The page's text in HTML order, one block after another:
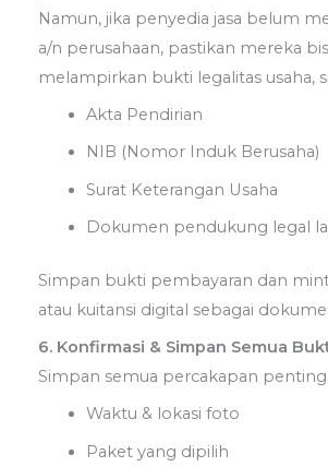
Namun, jika penyedia jasa belum
a/n perusahaan, pastikan mereka
melampirkan bukti legalitas usaha,
Akta Pendirian
NIB (Nomor Induk Berusaha)
Surat Keterangan Usaha
Dokumen pendukung legal
Simpan bukti pembayaran dan
atau kuitansi digital sebagai
6. Konfirmasi & Simpan Semua
Simpan semua percakapan
Waktu & lokasi foto
Paket yang dipilih